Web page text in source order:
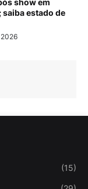
show em
saiba estado de
(15)